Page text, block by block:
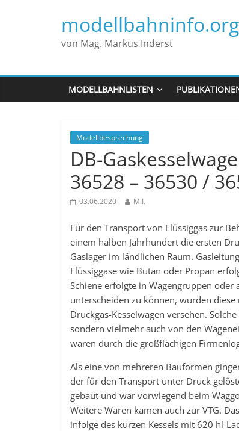
modellbahninfo.org
von Mag. Markus Inderst
MODELLBAHNLISTEN
Modellbesprechung
DB-
36528 – 36530 /
03.06.2020 M.I.
Für den Transport von Flüssiggas zur
einem halben Jahrhundert die ersten
Gaslager im ländlichen Raum.
Flüssiggase wie Butan oder Propan
Schiene erfolgte in Wagengruppen oder
unterscheiden zu können, wurden
Druckgas-Kesselwagen versehen.
sondern vielmehr auch von den
waren durch die großflächigen
Als eine von mehreren Bauformen
der für den Transport unter Druck
gebaut und war vorwiegend beim
Weitere Waren kamen auch zur VTG.
infolge des kurzen Kessels mit 620 hl-